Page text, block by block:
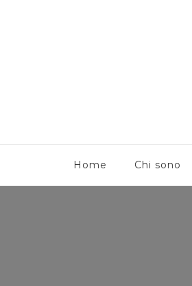
Home Chi sono